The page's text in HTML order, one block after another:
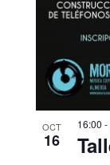
OCT
16
16:00 -